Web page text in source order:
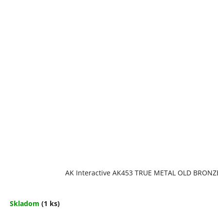
AK Interactive AK453 TRUE METAL OLD
Skladom (1 ks)